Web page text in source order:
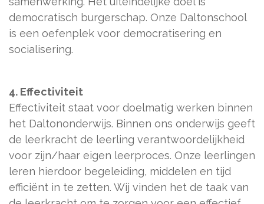
democratisch burgerschap. Onze Daltonschool
is een oefenplek voor democratisering en
socialisering.
4. Effectiviteit
Effectiviteit staat voor doelmatig werken binnen
het Daltononderwijs. Binnen ons onderwijs geeft
de leerkracht de leerling verantwoordelijkheid
voor zijn/haar eigen leerproces. Onze leerlingen
leren hierdoor begeleiding, middelen en tijd
efficiënt in te zetten. Wij vinden het de taak van